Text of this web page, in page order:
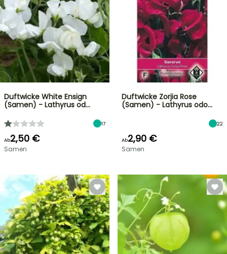
Duftwicke White Ensign
(Samen) - Lathyrus od…
17
Ab2,50 €
Samen
Duftwicke Zorjia Rose
(Samen) - Lathyrus odo…
22
Ab2,90 €
Samen